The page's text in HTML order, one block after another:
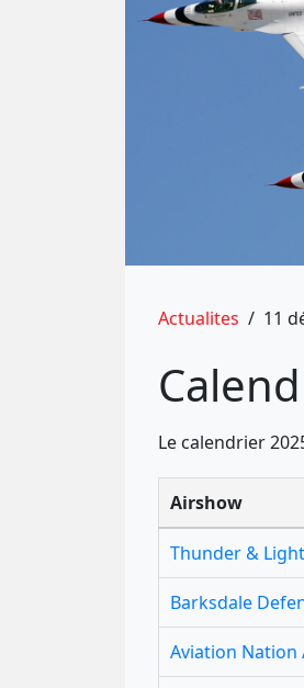
Actualites / 11
Le calendrier
Airshow
Thunder &
Barksdale
Aviation Nation